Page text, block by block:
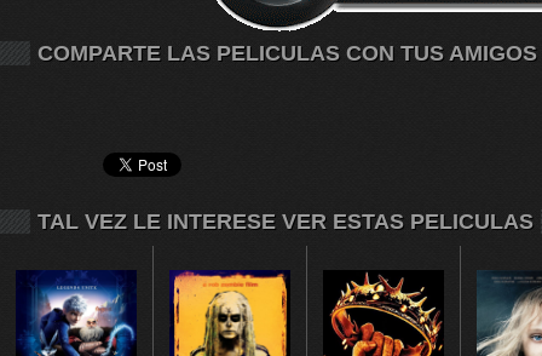
COMPARTE LAS PELICULAS CON TUS AMIGOS
TAL VEZ LE INTERESE VER ESTAS PELICULAS